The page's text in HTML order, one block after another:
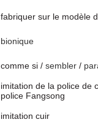
fabriquer sur le modèle
bionique
comme si / sembler /
imitation de la police de
police Fangsong
imitation cuir